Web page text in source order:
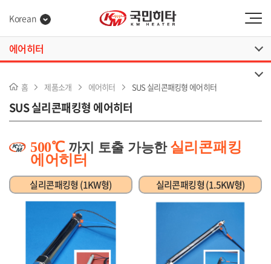
Korean
에어히터
홈 제품소개 에어히터 SUS 실리콘패킹형 에어히터
SUS 실리콘패킹형 에어히터
500℃ 까지 토출 가능한 실리콘패킹
에어히터
실리콘패킹형 (1KW형) 실리콘패킹형 (1.5KW형)